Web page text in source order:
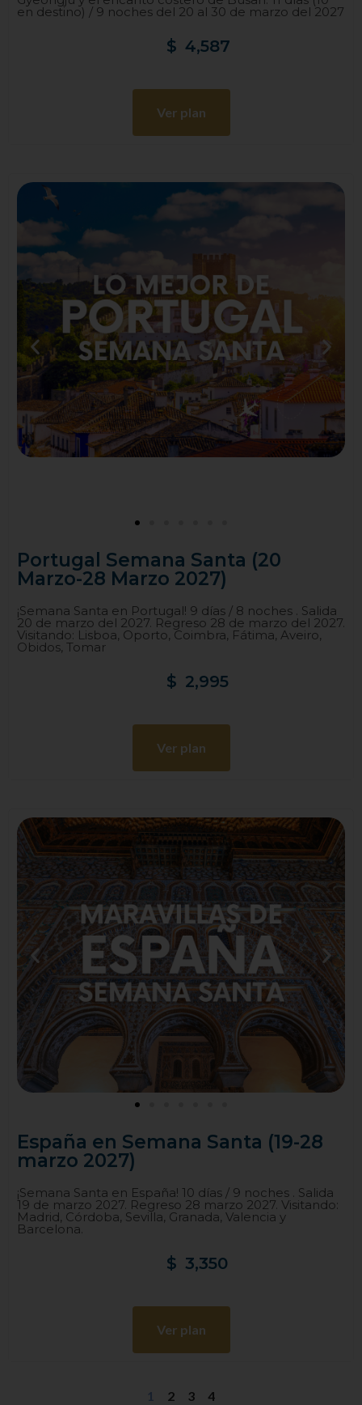
en destino) / 9 noches del 20 al 30 de marzo del 2027
$ 4,587
Ver plan
Portugal Semana Santa (20
Marzo-28 Marzo 2027)
¡Semana Santa en Portugal! 9 días / 8 noches . Salida
20 de marzo del 2027. Regreso 28 de marzo del 2027.
Visitando: Lisboa, Oporto, Coimbra, Fátima, Aveiro,
Obidos, Tomar
$ 2,995
Ver plan
España en Semana Santa (19-28
marzo 2027)
¡Semana Santa en España! 10 días / 9 noches . Salida
19 de marzo 2027. Regreso 28 marzo 2027. Visitando:
Madrid, Córdoba, Sevilla, Granada, Valencia y
Barcelona.
$ 3,350
Ver plan
1 2 3 4